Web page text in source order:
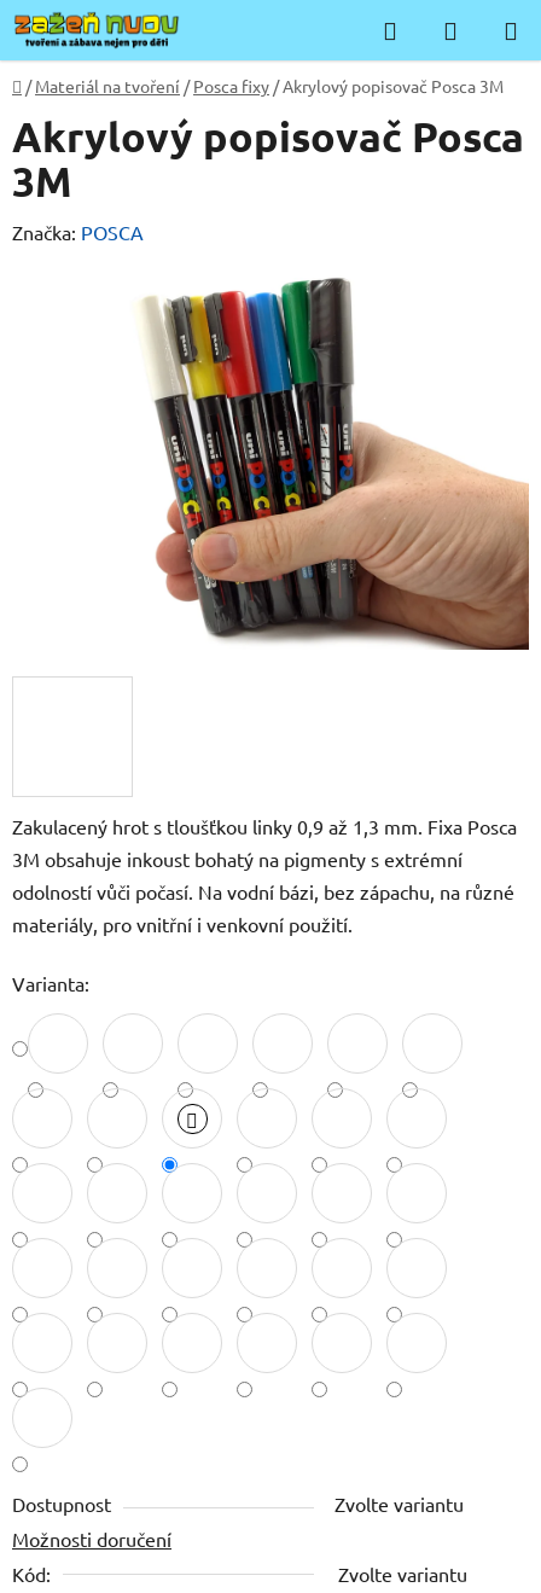
Přejít
na
obsah
Hledat
KOŠÍK
Domů
/ Materiál na tvoření / Posca fixy /Akrylový popisovač Posca 3M
Zakulacený hrot s tloušťkou linky 0,9 až 1,3 mm. Fixa Posca
3M obsahuje inkoust bohatý na pigmenty s extrémní
odolností vůči počasí. Na vodní bázi, bez zápachu, na různé
materiály, pro vnitřní i venkovní použití.
Varianta:
Dostupnost
Zvolte variantu
Možnosti doručení
Kód:
Zvolte variantu
Akrylový popisovač Posca
3M
Značka: POSCA